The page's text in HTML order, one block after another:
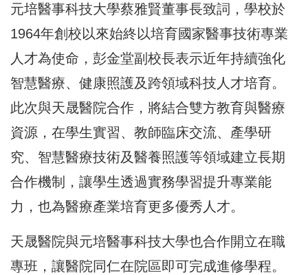
元培醫事科技大學蔡雅賢董事長致詞，學校於
1964年創校以來始終以培育國家醫事技術專業
人才為使命，彭金堂副校長表示近年持續強化
智慧醫療、健康照護及跨領域科技人才培育。
此次與天晟醫院合作，將結合雙方教育與醫療
資源，在學生實習、教師臨床交流、產學研
究、智慧醫療技術及醫養照護等領域建立長期
合作機制，讓學生透過實務學習提升專業能
力，也為醫療產業培育更多優秀人才。
天晟醫院與元培醫事科技大學也合作開立在職
專班，讓醫院同仁在院區即可完成進修學程。